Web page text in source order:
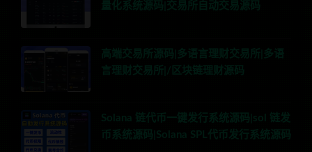
量化系统源码|交易所自动交易源码
高端交易所源码|多语言理财交易所|多语
言理财交易所|/区块链理财源码
Solana 链代币一键发行系统源码|sol 链发
币系统源码|Solana SPL代币发行系统源码